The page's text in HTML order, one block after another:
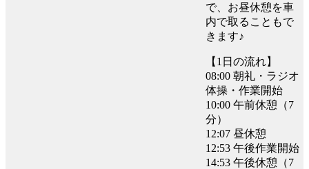
で、お昼休憩を車
内で取ることもで
きます♪
【1日の流れ】
08:00 朝礼・ラジオ
体操・作業開始
10:00 午前休憩（7
分）
12:07 昼休憩
12:53 午後作業開始
14:53 午後休憩（7